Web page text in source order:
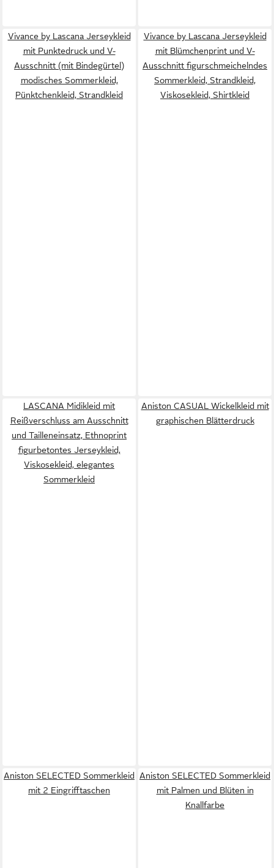
Vivance by Lascana Jerseykleid
mit Punktedruck und V-
Ausschnitt (mit Bindegürtel)
modisches Sommerkleid,
Pünktchenkleid, Strandkleid
Vivance by Lascana Jerseykleid
mit Blümchenprint und V-
Ausschnitt figurschmeichelndes
Sommerkleid, Strandkleid,
Viskosekleid, Shirtkleid
LASCANA Midikleid mit
Reißverschluss am Ausschnitt
und Tailleneinsatz, Ethnoprint
figurbetontes Jerseykleid,
Viskosekleid, elegantes
Sommerkleid
Aniston CASUAL Wickelkleid mit
graphischen Blätterdruck
Aniston SELECTED Sommerkleid
mit 2 Eingrifftaschen
Aniston SELECTED Sommerkleid
mit Palmen und Blüten in
Knallfarbe